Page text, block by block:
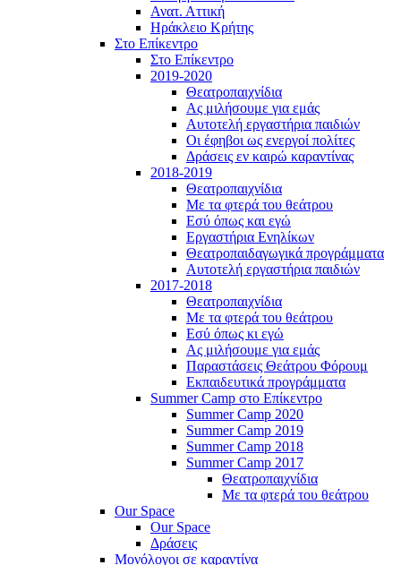
Ανατ. Αττική
Ηράκλειο Κρήτης
Στο Επίκεντρο
Στο Επίκεντρο
2019-2020
Θεατροπαιχνίδια
Ας μιλήσουμε για εμάς
Αυτοτελή εργαστήρια παιδιών
Οι έφηβοι ως ενεργοί πολίτες
Δράσεις εν καιρώ καραντίνας
2018-2019
Θεατροπαιχνίδια
Με τα φτερά του θεάτρου
Εσύ όπως και εγώ
Εργαστήρια Ενηλίκων
Θεατροπαιδαγωγικά προγράμματα
Αυτοτελή εργαστήρια παιδιών
2017-2018
Θεατροπαιχνίδια
Με τα φτερά του θεάτρου
Εσύ όπως κι εγώ
Ας μιλήσουμε για εμάς
Παραστάσεις Θεάτρου Φόρουμ
Εκπαιδευτικά προγράμματα
Summer Camp στο Επίκεντρο
Summer Camp 2020
Summer Camp 2019
Summer Camp 2018
Summer Camp 2017
Θεατροπαιχνίδια
Με τα φτερά του θεάτρου
Our Space
Our Space
Δράσεις
Μονόλογοι σε καραντίνα